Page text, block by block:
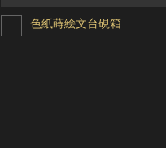
色紙蒔絵文台硯箱